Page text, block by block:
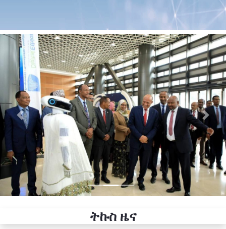
Previous Next
ትኩስ ዜና